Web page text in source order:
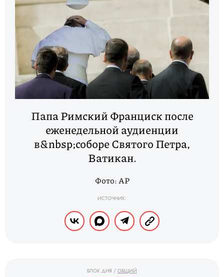
Папа Римский Франциск после
еженедельной аудиенции
в&nbsp;соборе Святого Петра,
Ватикан.
Фото: AP
ИСТОЧНИК:
БЛОК ДНЯ / ОБЩИЙ